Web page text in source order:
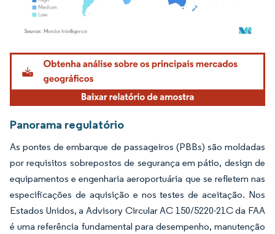
Imagem © Mordor Intelligence. O reuso requer atribuição conforme CC BY 4.0.
Panorama regulatório
As pontes de embarque de passageiros (PBBs) são moldadas
por requisitos sobrepostos de segurança em pátio, design de
equipamentos e engenharia aeroportuária que se refletem nas
especificações de aquisição e nos testes de aceitação. Nos
Estados Unidos, a Advisory Circular AC 150/5220-21C da FAA
é uma referência fundamental para desempenho, manutenção